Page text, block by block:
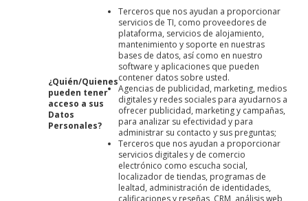
¿Quién/Quienes
pueden tener
acceso a sus
Datos
Personales?
Terceros que nos ayudan a proporcionar
servicios de TI, como proveedores de
plataforma, servicios de alojamiento,
mantenimiento y soporte en nuestras
bases de datos, así como en nuestro
software y aplicaciones que pueden
contener datos sobre usted.
Agencias de publicidad, marketing, medios
digitales y redes sociales para ayudarnos a
ofrecer publicidad, marketing y campañas,
para analizar su efectividad y para
administrar su contacto y sus preguntas;
Terceros que nos ayudan a proporcionar
servicios digitales y de comercio
electrónico como escucha social,
localizador de tiendas, programas de
lealtad, administración de identidades,
calificaciones y reseñas, CRM, análisis web